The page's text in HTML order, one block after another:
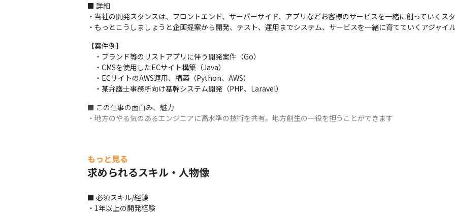
■ 詳細
・当社の開発スタンスは、フロントエンド、サーバーサイド、アプリなどお客様のサービスを一緒に創っていくス
・もっとこうしましょうと企画提案から開発、テスト、運用までシステム、サービスを一緒に育てていくアジャイ
【案件例】
・ブランド等のリストアプリに伴う開発案件（Go）
・CMSを使用したECサイト構築（Java）
・ECサイトのAWS運用、構築（Python、AWS）
・某弁護士事務所向け基幹システム開発（PHP、Laravel）
■ この仕事の面白み、魅力
・地方のやる気のあるエンジニアに高水準の技術を共有。地方創生の一役を担うことができます
もっと見る
求められるスキル・人物像
■ 必須スキル/経験
・1年以上の開発経験